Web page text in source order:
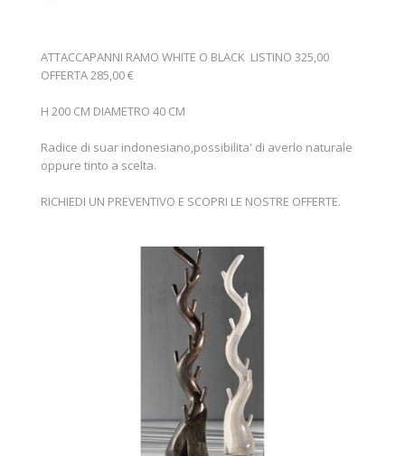
MOBILI IN RATTAN
MOBILI IN GIUNCO
COMPLEMENTI
ATTACCAPANNI RAMO WHITE O BLACK LISTINO 325,00
OFFERTA 285,00 €
H 200 CM DIAMETRO 40 CM
Radice di suar indonesiano,possibilita' di averlo naturale
oppure tinto a scelta.
RICHIEDI UN PREVENTIVO E SCOPRI LE NOSTRE OFFERTE.